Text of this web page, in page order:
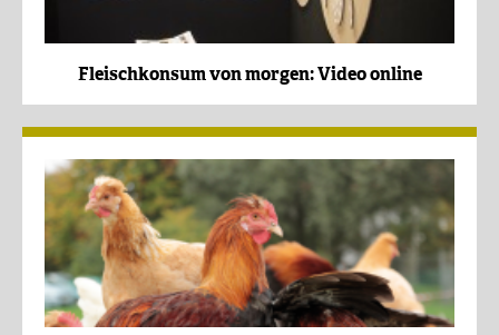
Fleischkonsum von morgen: Video online